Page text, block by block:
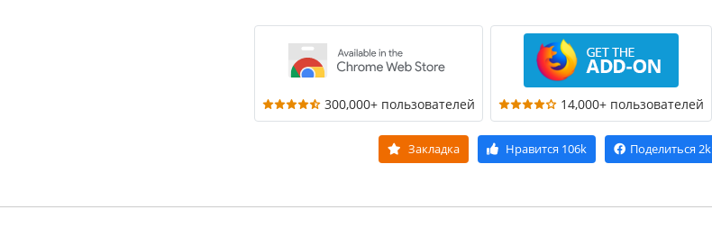
300,000+ пользователей 14,000+ пользователей
Закладка Нравится 106k Поделиться 2k